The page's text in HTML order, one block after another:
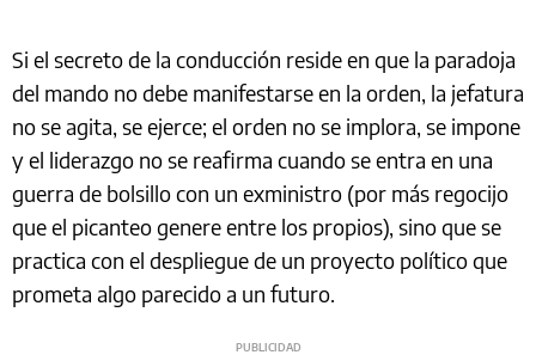
Si el secreto de la conducción reside en que la paradoja
del mando no debe manifestarse en la orden, la jefatura
no se agita, se ejerce; el orden no se implora, se impone
y el liderazgo no se reafirma cuando se entra en una
guerra de bolsillo con un exministro (por más regocijo
que el picanteo genere entre los propios), sino que se
practica con el despliegue de un proyecto político que
prometa algo parecido a un futuro.